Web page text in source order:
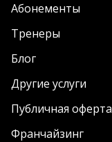
Абонементы
Тренеры
Блог
Другие услуги
Публичная оферта
Франчайзинг